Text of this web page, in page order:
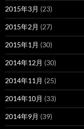
2015年3月 (23)
2015年2月 (27)
2015年1月 (30)
2014年12月 (30)
2014年11月 (25)
2014年10月 (33)
2014年9月 (39)